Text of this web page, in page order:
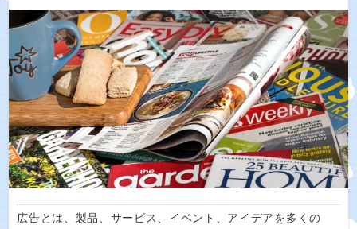
広告とは、製品、サービス、イベント、アイデアを多くの